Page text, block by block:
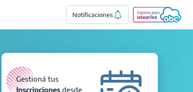
Notificaciones
Gestioná tus
Inscripciones desde